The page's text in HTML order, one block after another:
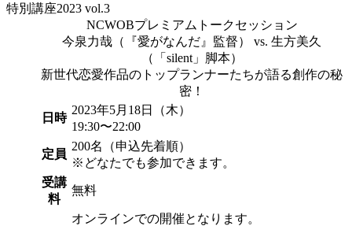
特別講座2023 vol.3
NCWOBプレミアムトークセッション
今泉力哉（『愛がなんだ』監督） vs. 生方美久
（「silent」脚本）
新世代恋愛作品のトップランナーたちが語る創作の秘
密！
日時
2023年5月18日（木）
19:30〜22:00
定員
200名（申込先着順）
※どなたでも参加できます。
受講
料
無料
オンラインでの開催となります。